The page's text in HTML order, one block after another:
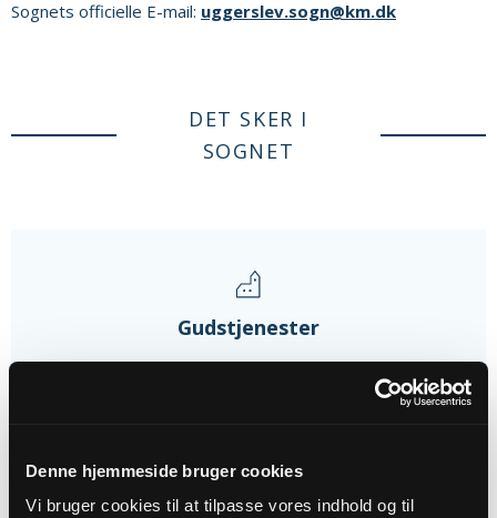
Denne hjemmeside bruger cookies
Vi bruger cookies til at tilpasse vores indhold og til
Sognets officielle E-mail: uggerslev.sogn@km.dk
DET SKER I
SOGNET
Gudstjenester
11. s. e. trin.